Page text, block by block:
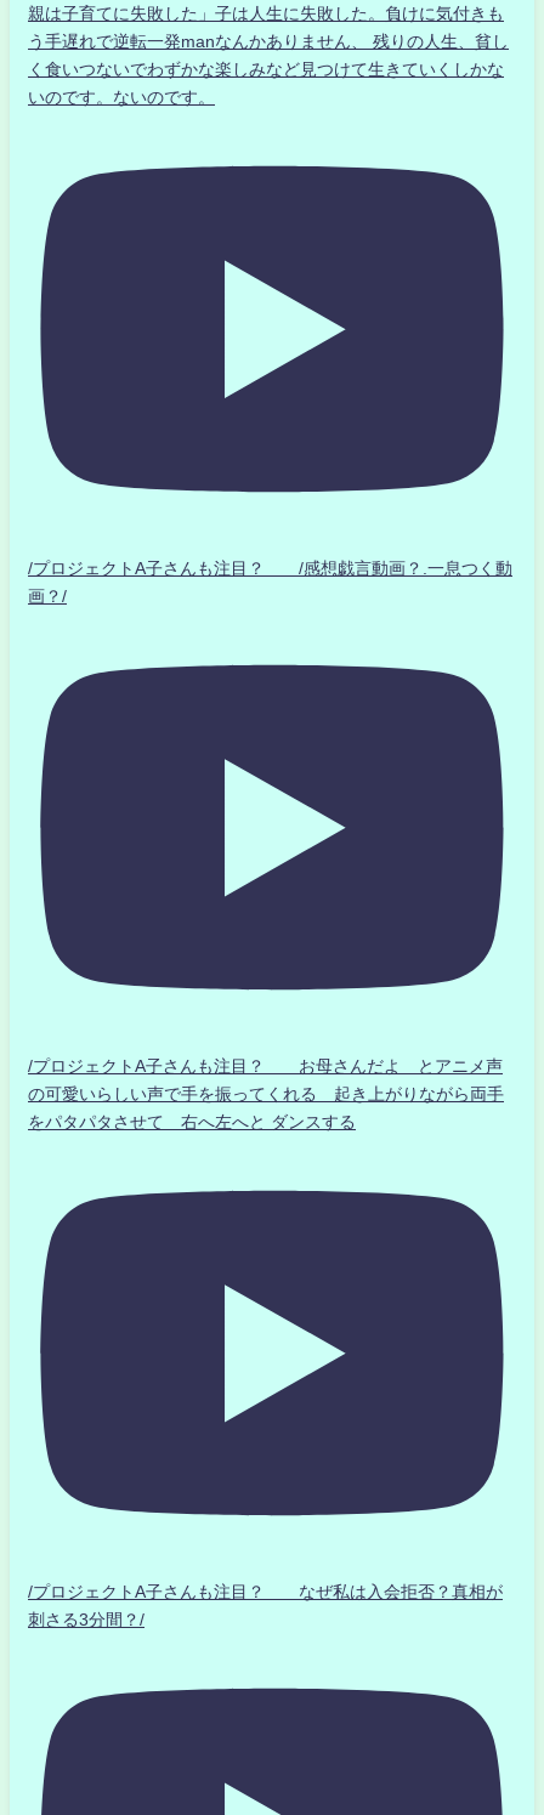
親は子育てに失敗した」子は人生に失敗した。負けに気付きも
う手遅れで逆転一発manなんかありません、 残りの人生、貧し
く食いつないでわずかな楽しみなど見つけて生きていくしかな
いのです。ないのです。
/プロジェクトA子さんも注目？ /感想戯言動画？.一息つく動
画？/
/プロジェクトA子さんも注目？ お母さんだよ とアニメ声
の可愛いらしい声で手を振ってくれる 起き上がりながら両手
をパタパタさせて 右へ左へと ダンスする
/プロジェクトA子さんも注目？ なぜ私は入会拒否？真相が
刺さる3分間？/